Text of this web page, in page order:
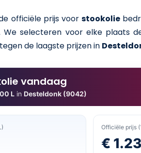
officiële prijs voor stookolie
We selecteren voor elke plaats
de laagste prijzen in
vandaag
L in Desteldonk (9042)
Officiële prijs
€